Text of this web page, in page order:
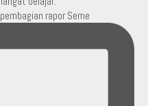
rapor Seme